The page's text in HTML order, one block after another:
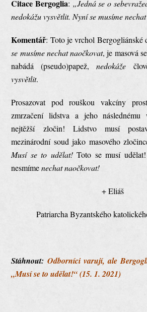
Citace Bergoglia: „Jedná se o
nedokážu vysvětlit. Nyní se musíme
Komentář: Toto je vrchol Bergogliánské
se musíme nechat naočkovat, je masová
nabádá (pseudo)papež,nedokáže
vysvětlit.
Prosazovat pod rouškou vakcíny
zmrzačení lidstva a jeho
nejtěžší zločin! Lidstvo musí
mezinárodní soud jako masového
Musí se to udělat!Toto se musí
nesmímenechat naočkovat!
+ Eliáš
Patriarcha Byzantského
Stáhnout: Odborníci varují, ale
„Musí se to udělat!“ (15. 1. 2021)